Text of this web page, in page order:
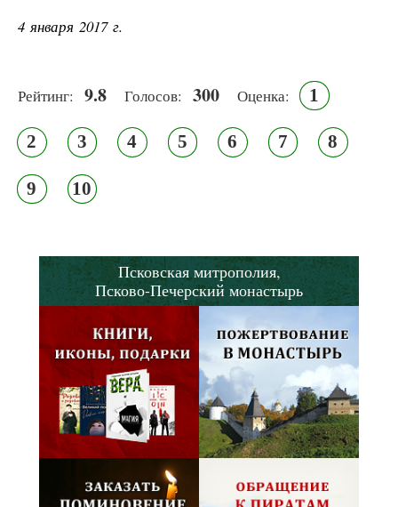
4 января 2017 г.
Рейтинг: 9.8 Голосов: 300 Оценка: 1
2 3 4 5 6 7 8
9 10
Псковская митрополия,
Псково-Печерский монастырь